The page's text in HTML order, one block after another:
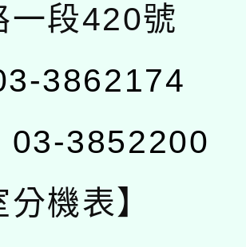
一段420號
3862174
03-3852200
分機表】